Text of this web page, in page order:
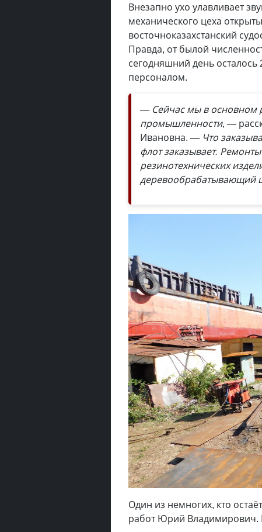
Внезапно ухо улавливает
механического цеха
восточноказахстанский
Правда, от былой
сегодняшний день
персоналом.
— Сейчас мы в основном
промышленности, —
Ивановна. — Что
флот заказывает.
резинотехнических
деревообрабатывающий
Один из немногих, кто
работ Юрий Владимирович.